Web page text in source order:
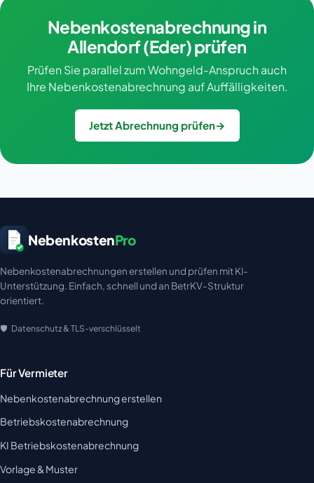
Nebenkostenabrechnung in
Allendorf (Eder) prüfen
Prüfen Sie parallel zum Wohngeld-Anspruch auch
Ihre Nebenkostenabrechnung auf Auffälligkeiten.
Jetzt Abrechnung prüfen→
NebenkostenPro
Nebenkostenabrechnungen erstellen und prüfen mit KI-
Unterstützung. Einfach, schnell und an BetrKV-Struktur
orientiert.
Datenschutz & TLS-verschlüsselt
Für Vermieter
Nebenkostenabrechnung erstellen
Betriebskostenabrechnung
KI Betriebskostenabrechnung
Vorlage & Muster